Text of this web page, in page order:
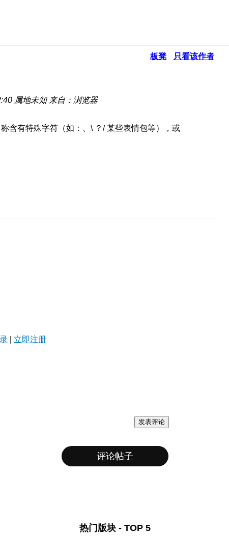
板凳 只看该作者
属地未知 来自：浏览器
含有特殊字符（如：、\ ？/ 某些表情包等），或
立即注册
发表评论
评论帖子
热门版块 - TOP 5